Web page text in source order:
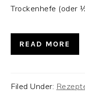
Trockenhefe (oder
READ MORE
Filed Under: